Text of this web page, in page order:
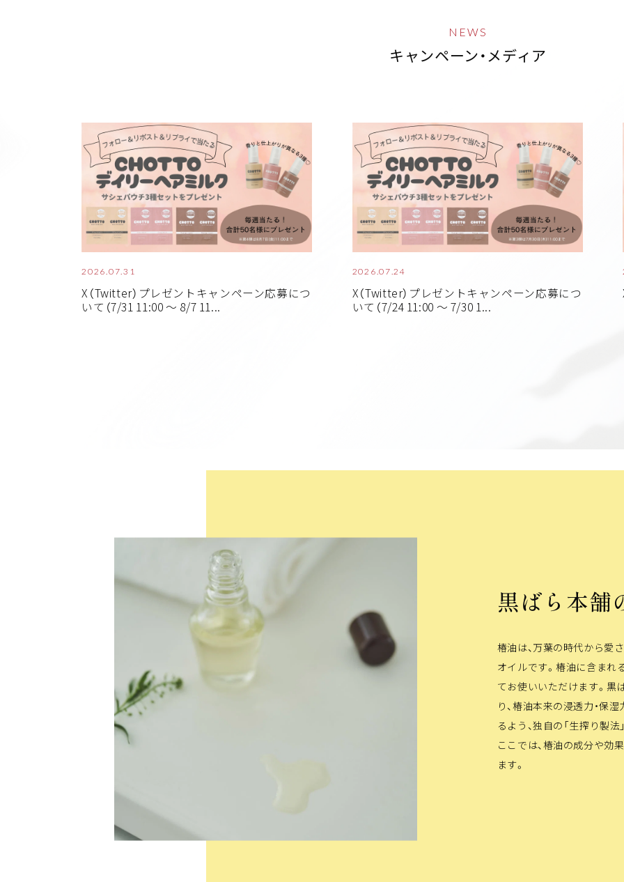
NEWS
キャンペーン・メディア
2026.07.31
X（Twitter）プレゼントキャンペーン応募につ
いて（7/31 11:00 ～ 8/7 11...
2026.07.24
X（Twitter）プレゼントキャンペーン応募につ
いて（7/24 11:00 ～ 7/30 1...
黒ばら本舗
椿油は、万葉の時代から愛
オイルです。椿油に含まれ
てお使いいただけます。黒
り、椿油本来の浸透力・保
るよう、独自の「生搾り製
ここでは、椿油の成分や効
ます。